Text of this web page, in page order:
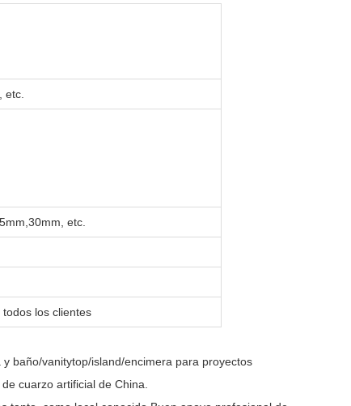
etc.
etc.
los clientes
baño/vanitytop/island/encimera para proyectos
cuarzo artificial de China.